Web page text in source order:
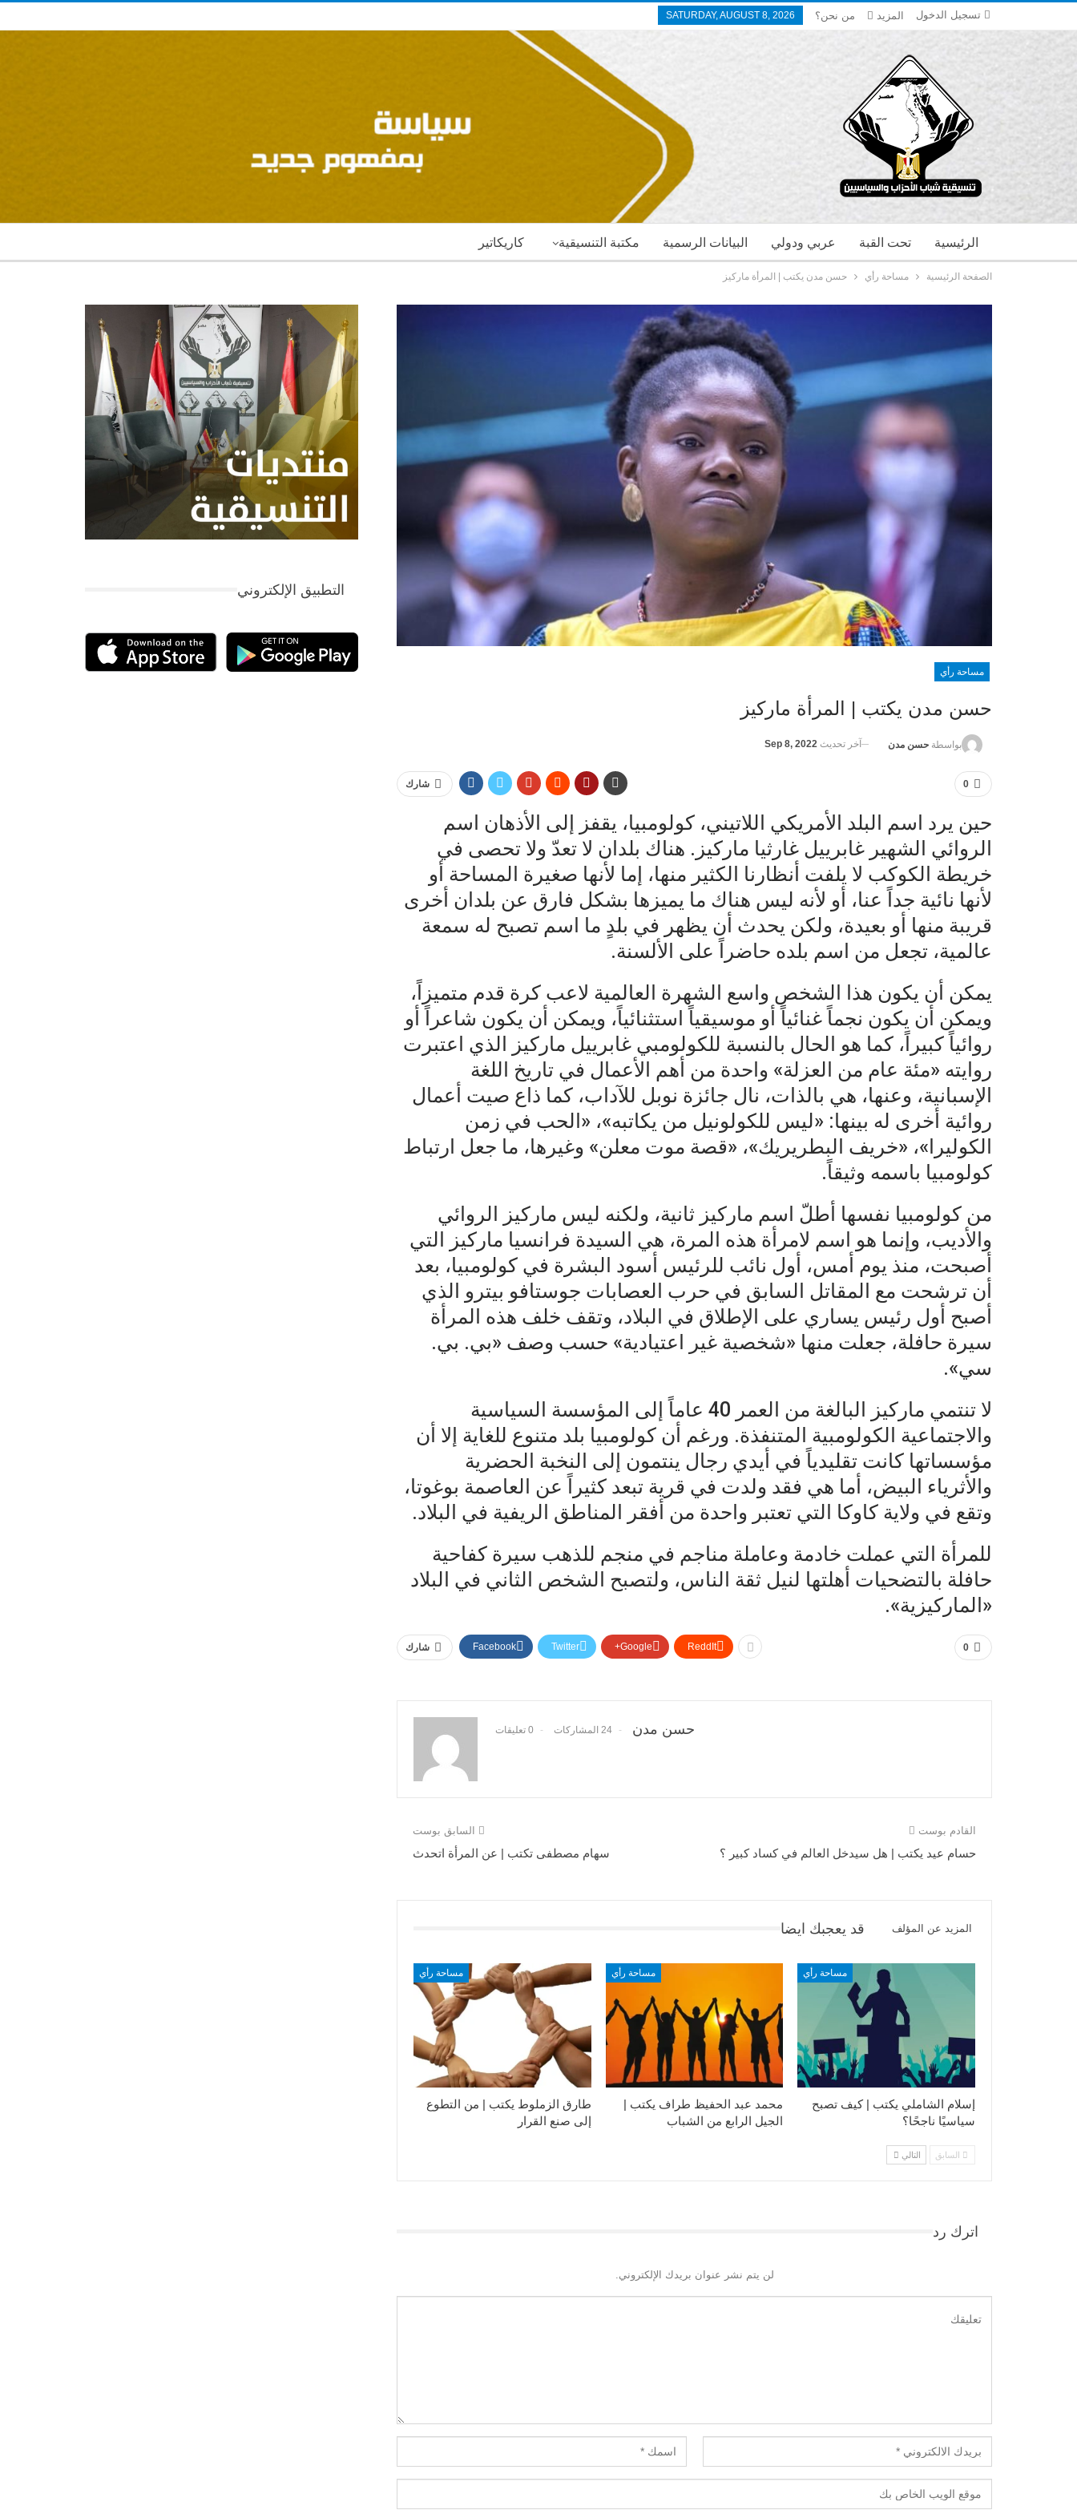
تسجيل الدخول SATURDAY, AUGUST 8, 2026 من نحن؟ المزيد
كاريكاتير مكتبة التنسيقية البيانات الرسمية عربي ودولي تحت القبة الرئيسية
الصفحة الرئيسية مساحة رأي حسن مدن يكتب | المرأة ماركيز
مساحة رأي
حسن مدن يكتب | المرأة ماركيز
بواسطة حسن مدن آخر تحديث Sep 8, 2022
0 شارك
حين يرد اسم البلد الأمريكي اللاتيني، كولومبيا، يقفز إلى الأذهان اسم
الروائي الشهير غابرييل غارثيا ماركيز. هناك بلدان لا تعدّ ولا تحصى في
خريطة الكوكب لا يلفت أنظارنا الكثير منها، إما لأنها صغيرة المساحة أو
لأنها نائية جداً عنا، أو لأنه ليس هناك ما يميزها بشكل فارق عن بلدان أخرى
قريبة منها أو بعيدة، ولكن يحدث أن يظهر في بلدٍ ما اسم تصبح له سمعة
عالمية، تجعل من اسم بلده حاضراً على الألسنة.
يمكن أن يكون هذا الشخص واسع الشهرة العالمية لاعب كرة قدم متميزاً،
ويمكن أن يكون نجماً غنائياً أو موسيقياً استثنائياً، ويمكن أن يكون شاعراً أو
روائياً كبيراً، كما هو الحال بالنسبة للكولومبي غابرييل ماركيز الذي اعتبرت
روايته «مئة عام من العزلة» واحدة من أهم الأعمال في تاريخ اللغة
الإسبانية، وعنها، هي بالذات، نال جائزة نوبل للآداب، كما ذاع صيت أعمال
روائية أخرى له بينها: «ليس للكولونيل من يكاتبه»، «الحب في زمن
الكوليرا»، «خريف البطريريك»، «قصة موت معلن» وغيرها، ما جعل ارتباط
كولومبيا باسمه وثيقاً.
من كولومبيا نفسها أطلّ اسم ماركيز ثانية، ولكنه ليس ماركيز الروائي
والأديب، وإنما هو اسم لامرأة هذه المرة، هي السيدة فرانسيا ماركيز التي
أصبحت، منذ يوم أمس، أول نائب للرئيس أسود البشرة في كولومبيا، بعد
أن ترشحت مع المقاتل السابق في حرب العصابات جوستافو بيترو الذي
أصبح أول رئيس يساري على الإطلاق في البلاد، وتقف خلف هذه المرأة
سيرة حافلة، جعلت منها «شخصية غير اعتيادية» حسب وصف «بي. بي.
سي».
لا تنتمي ماركيز البالغة من العمر 40 عاماً إلى المؤسسة السياسية
والاجتماعية الكولومبية المتنفذة. ورغم أن كولومبيا بلد متنوع للغاية إلا أن
مؤسساتها كانت تقليدياً في أيدي رجال ينتمون إلى النخبة الحضرية
والأثرياء البيض، أما هي فقد ولدت في قرية تبعد كثيراً عن العاصمة بوغوتا،
وتقع في ولاية كاوكا التي تعتبر واحدة من أفقر المناطق الريفية في البلاد.
للمرأة التي عملت خادمة وعاملة مناجم في منجم للذهب سيرة كفاحية
حافلة بالتضحيات أهلتها لنيل ثقة الناس، ولتصبح الشخص الثاني في البلاد
«الماركيزية».
0 شارك Facebook Twitter Google+ ReddIt
حسن مدن 24 المشاركات 0 تعليقات
السابق بوست
سهام مصطفى تكتب | عن المرأة اتحدث
القادم بوست
حسام عيد يكتب | هل سيدخل العالم في كساد كبير ؟
قد يعجبك ايضا المزيد عن المؤلف
مساحة رأي
طارق الزملوط يكتب | من التطوع
إلى صنع القرار
مساحة رأي
محمد عبد الحفيظ طراف يكتب |
الجيل الرابع من الشباب
مساحة رأي
إسلام الشاملي يكتب | كيف تصبح
سياسيًا ناجحًا؟
السابق التالي
اترك رد
لن يتم نشر عنوان بريدك الإلكتروني.
التطبيق الإلكتروني